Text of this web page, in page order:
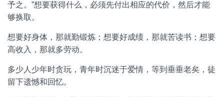
予之。”想要获得什么，必须先付出相应的代价，然后才能
够换取。
想要好身体，那就勤锻炼；想要好成绩，那就苦读书；想要
高收入，那就多劳动。
多少人少年时贪玩，青年时沉迷于爱情，等到垂垂老矣，徒
留下遗憾和回忆。